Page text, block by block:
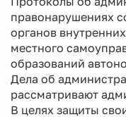
правонарушениях
органов
местного
образований
Дела об
рассматривают
В целях защиты